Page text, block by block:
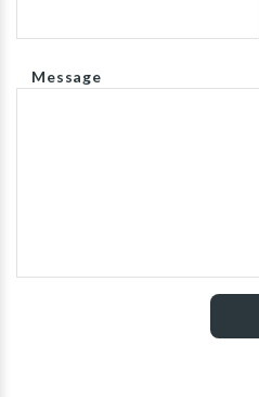
Message